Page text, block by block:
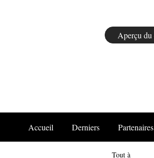
Accueil Derniers Partenaires
Tout à